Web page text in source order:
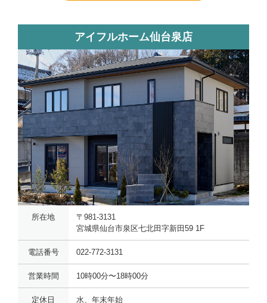
アイフルホーム仙台泉店
所在地
〒981-3131
宮城県仙台市泉区七北田字新田59 1F
電話番号 022-772-3131
営業時間 10時00分〜18時00分
定休日 水、年末年始